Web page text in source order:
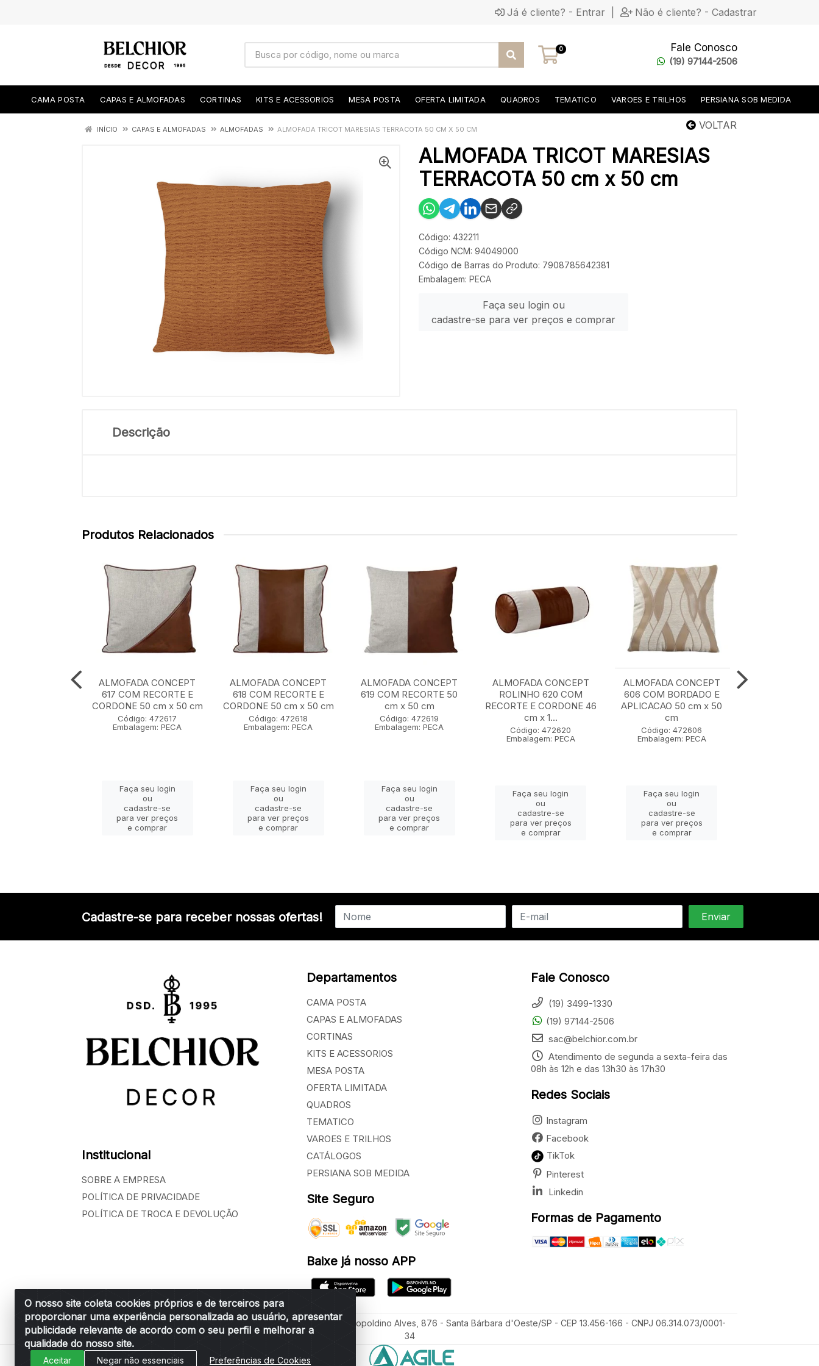
Já é cliente? - Entrar Não é cliente? - Cadastrar
0 Fale Conosco
(19) 97144-2506
CAMA POSTA CAPAS E ALMOFADAS CORTINAS KITS E ACESSORIOS MESA POSTA OFERTA LIMITADA QUADROS TEMATICO VAROES E TRILHOS PERSIANA SOB MEDIDA
VOLTAR
INÍCIO CAPAS E ALMOFADAS ALMOFADAS ALMOFADA TRICOT MARESIAS TERRACOTA 50 CM X 50 CM
ALMOFADA TRICOT MARESIAS
TERRACOTA 50 cm x 50 cm
Código: 432211
Código NCM: 94049000
Código de Barras do Produto: 7908785642381
Embalagem: PECA
Faça seu login ou
cadastre-se para ver preços e comprar
Descrição
Produtos Relacionados
ALMOFADA CONCEPT
617 COM RECORTE E
CORDONE 50 cm x 50 cm
Código: 472617
Embalagem: PECA
Faça seu login
ou
cadastre-se
para ver preços
e comprar
ALMOFADA CONCEPT
618 COM RECORTE E
CORDONE 50 cm x 50 cm
Código: 472618
Embalagem: PECA
Faça seu login
ou
cadastre-se
para ver preços
e comprar
ALMOFADA CONCEPT
619 COM RECORTE 50
cm x 50 cm
Código: 472619
Embalagem: PECA
Faça seu login
ou
cadastre-se
para ver preços
e comprar
ALMOFADA CONCEPT
ROLINHO 620 COM
RECORTE E CORDONE 46
cm x 1...
Código: 472620
Embalagem: PECA
Faça seu login
ou
cadastre-se
para ver preços
e comprar
ALMOFADA CONCEPT
606 COM BORDADO E
APLICACAO 50 cm x 50
cm
Código: 472606
Embalagem: PECA
Faça seu login
ou
cadastre-se
para ver preços
e comprar
O nosso site coleta cookies próprios e de terceiros para
proporcionar uma experiência personalizada ao usuário, apresentar
publicidade relevante de acordo com o seu perfil e melhorar a
qualidade do nosso site.
Aceitar Negar não essenciais Preferências de Cookies
Cadastre-se para receber nossas ofertas!
Institucional
SOBRE A EMPRESA
POLÍTICA DE PRIVACIDADE
POLÍTICA DE TROCA E DEVOLUÇÃO
Departamentos
CAMA POSTA
CAPAS E ALMOFADAS
CORTINAS
KITS E ACESSORIOS
MESA POSTA
OFERTA LIMITADA
QUADROS
TEMATICO
VAROES E TRILHOS
CATÁLOGOS
PERSIANA SOB MEDIDA
Site Seguro
Baixe já nosso APP
Fale Conosco
(19) 3499-1330
(19) 97144-2506
sac@belchior.com.br
Atendimento de segunda a sexta-feira das
08h às 12h e das 13h30 às 17h30
Redes Sociais
Instagram
Facebook
TikTok
Pinterest
Linkedin
Formas de Pagamento
Belchior Cortinas e Acessórios LTDA - R: Rua Vereador Sérgio Leopoldino Alves, 876 - Santa Bárbara d'Oeste/SP - CEP 13.456-166 - CNPJ 06.314.073/0001-
34